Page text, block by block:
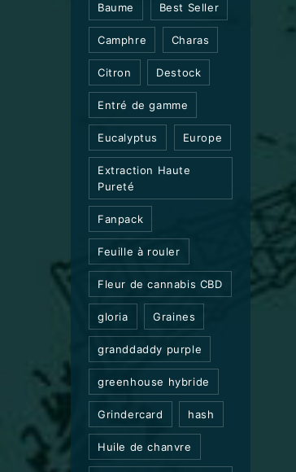
Baume Best Seller
Camphre Charas
Citron Destock
Entré de gamme
Eucalyptus Europe
Extraction Haute
Pureté
Fanpack
Feuille à rouler
Fleur de cannabis CBD
gloria Graines
granddaddy purple
greenhouse hybride
Grindercard hash
Huile de chanvre